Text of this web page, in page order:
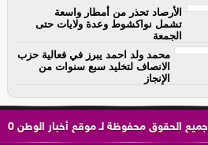
الأرصاد تحذر من أمطار واسعة
تشمل نواكشوط وعدة ولايات حتى
الجمعة
محمد ولد احمد يبرز في فعالية حزب
الانصاف لتخليد سبع سنوات من
الإنجاز
جميع الحقوق محفوظة لـموقع أخبار الوطن 0